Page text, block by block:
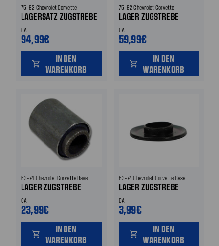
75-82 Chevrolet Corvette
LAGERSATZ ZUGSTREBE
CA
94,99€
shopping_cart
IN DEN
WARENKORB
75-82 Chevrolet Corvette
LAGER ZUGSTREBE
CA
59,99€
shopping_cart
IN DEN
WARENKORB
63-74 Chevrolet Corvette Base
LAGER ZUGSTREBE
CA
23,99€
shopping_cart
IN DEN
WARENKORB
63-74 Chevrolet Corvette Base
LAGER ZUGSTREBE
CA
3,99€
shopping_cart
IN DEN
WARENKORB